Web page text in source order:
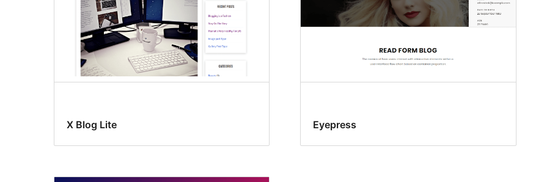
X Blog Lite Eyepress